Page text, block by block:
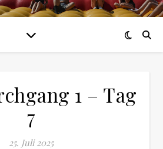
1 – Tag
7
25. Juli 2025